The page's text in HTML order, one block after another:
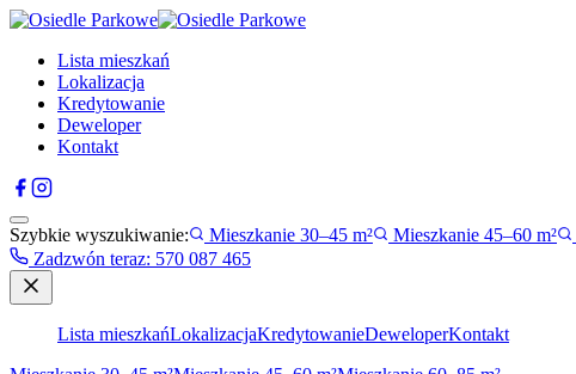
Lista mieszkań
Lokalizacja
Kredytowanie
Deweloper
Kontakt
Szybkie wyszukiwanie: Mieszkanie 30–45 m² Mieszkanie 45–60 m²
Zadzwón teraz: 570 087 465
Lista mieszkańLokalizacjaKredytowanieDeweloperKontakt